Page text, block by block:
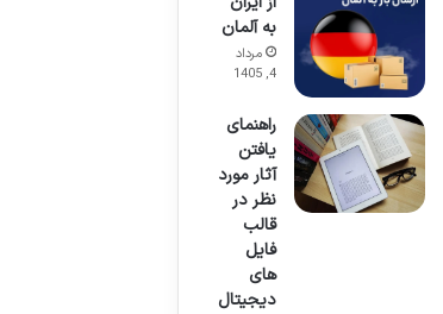
به آلمان
مرداد
4, 1405
راهنمای
یافتن
آثار مورد
نظر در
قالب
فایل
های
دیجیتال